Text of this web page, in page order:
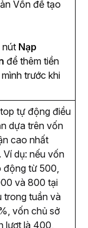
Vốn để tạo
nút Nạp
để thêm tiền
trước khi
tự động điều
dựa trên vốn
cao nhất
dụ: nếu vốn
từ 500,
và 800 tại
trong tuần và
vốn chủ sở
lượt là 400,